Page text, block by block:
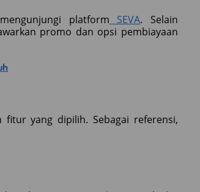
platform SEVA. Selain
promo dan opsi pembiayaan
yang dipilih. Sebagai referensi,